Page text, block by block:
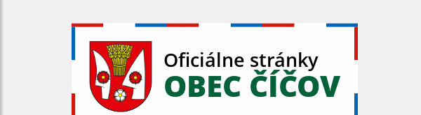
Oficiálne stránky
OBEC ČÍČOV